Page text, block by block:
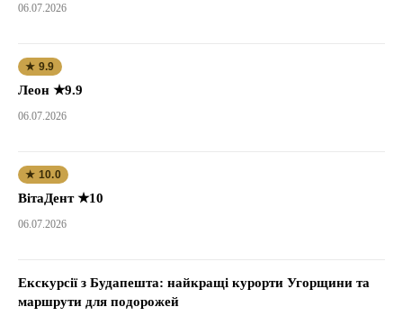
06.07.2026
★ 9.9
Леон ★9.9
06.07.2026
★ 10.0
ВітаДент ★10
06.07.2026
Екскурсії з Будапешта: найкращі курорти Угорщини та
маршрути для подорожей